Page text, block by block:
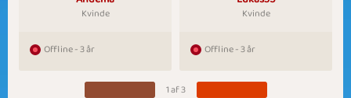
Kvinde
Offline - 3 år
Kvinde
Offline - 3 år
1 af 3